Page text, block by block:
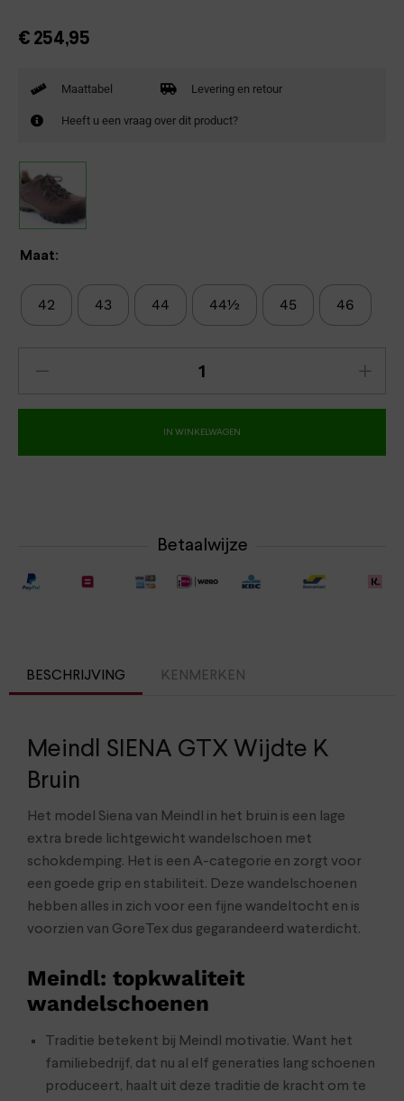
€ 254,95
Maattabel Levering en retour
Heeft u een vraag over dit product?
Maat:
42 43 44 44½ 45 46
IN WINKELWAGEN
Betaalwijze
BESCHRIJVING KENMERKEN
Meindl SIENA GTX Wijdte K
Bruin
Het model Siena van Meindl in het bruin is een lage
extra brede lichtgewicht wandelschoen met
schokdemping. Het is een A-categorie en zorgt voor
een goede grip en stabiliteit. Deze wandelschoenen
hebben alles in zich voor een fijne wandeltocht en is
voorzien van GoreTex dus gegarandeerd waterdicht.
Meindl: topkwaliteit
wandelschoenen
Traditie betekent bij Meindl motivatie. Want het
familiebedrijf, dat nu al elf generaties lang schoenen
produceert, haalt uit deze traditie de kracht om te